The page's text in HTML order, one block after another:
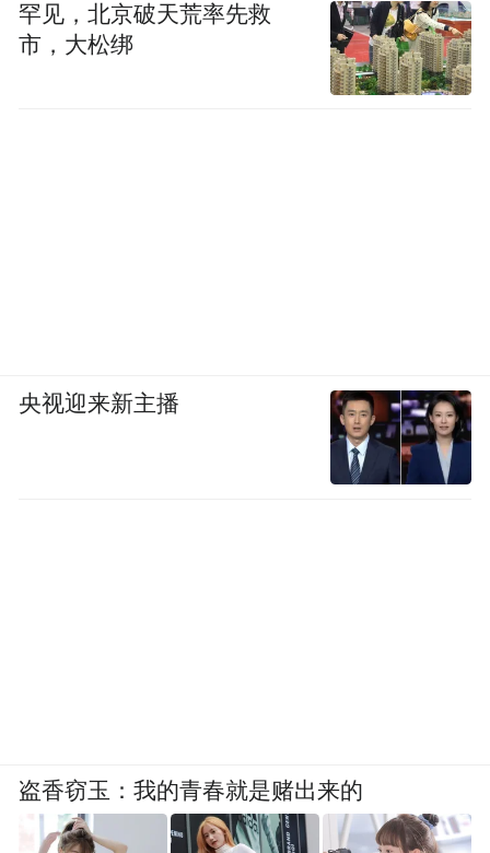
罕见，北京破天荒率先救
市，大松绑
央视迎来新主播
盗香窃玉：我的青春就是赌出来的